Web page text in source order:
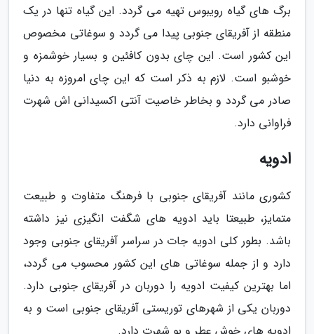
برگ های گیاه رویبوس تهیه می گردد. این گیاه تنها در یک
منطقه از آفریقای جنوبی پیدا می گردد و سوغاتی مخصوص
این کشور است. این چای بدون کافئین و بسیار خوشمزه و
خوشبو است. لازم به ذکر است که این چای امروزه به دنیا
صادر می گردد و بخاطر خاصیت آنتی اکسیدانی اش شهرت
فراوانی دارد.
ادویه
کشوری مانند آفریقای جنوبی با فرهنگ متفاوت و طبیعت
متمایز، طبیعتا باید ادویه های شگفت انگیزی نیز داشته
باشد. بطور کلی ادویه جات در سراسر آفریقای جنوبی وجود
دارد و از جمله سوغاتی های این کشور محسوب می گردد،
اما بهترین کیفیت ادویه را دوربان در آفریقای جنوبی دارد.
دوربان یکی از شهرهای توریستی آفریقای جنوبی است و به